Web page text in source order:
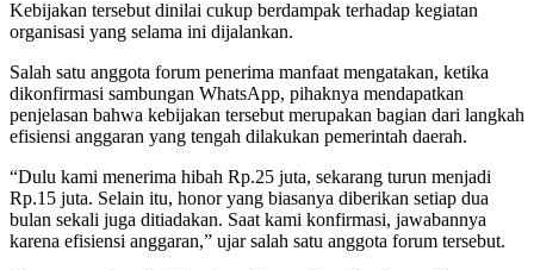
Kebijakan tersebut dinilai cukup berdampak terhadap kegiatan
organisasi yang selama ini dijalankan.
Salah satu anggota forum penerima manfaat mengatakan, ketika
dikonfirmasi sambungan WhatsApp, pihaknya mendapatkan
penjelasan bahwa kebijakan tersebut merupakan bagian dari langkah
efisiensi anggaran yang tengah dilakukan pemerintah daerah.
“Dulu kami menerima hibah Rp.25 juta, sekarang turun menjadi
Rp.15 juta. Selain itu, honor yang biasanya diberikan setiap dua
bulan sekali juga ditiadakan. Saat kami konfirmasi, jawabannya
karena efisiensi anggaran,” ujar salah satu anggota forum tersebut.